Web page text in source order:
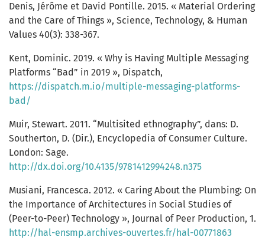
Denis, Jérôme et David Pontille. 2015. « Material Ordering
and the Care of Things », Science, Technology, & Human
Values 40(3): 338-367.
Kent, Dominic. 2019. « Why is Having Multiple Messaging
Platforms “Bad” in 2019 », Dispatch,
https://dispatch.m.io/multiple-messaging-platforms-
bad/
Muir, Stewart. 2011. “Multisited ethnography”, dans: D.
Southerton, D. (Dir.), Encyclopedia of Consumer Culture.
London: Sage.
http://dx.doi.org/10.4135/9781412994248.n375
Musiani, Francesca. 2012. « Caring About the Plumbing: On
the Importance of Architectures in Social Studies of
(Peer-to-Peer) Technology », Journal of Peer Production, 1.
http://hal-ensmp.archives-ouvertes.fr/hal-00771863